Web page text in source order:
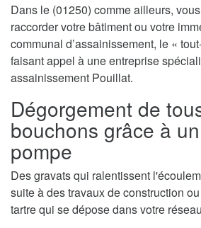
Dans le (01250) comme ailleurs,
raccorder votre bâtiment ou votre
communal d’assainissement, le «
faisant appel à une entreprise
assainissement Pouillat.
Dégorgement de
bouchons grâce à
pompe
Des gravats qui ralentissent
suite à des travaux de construction
tartre qui se dépose dans votre